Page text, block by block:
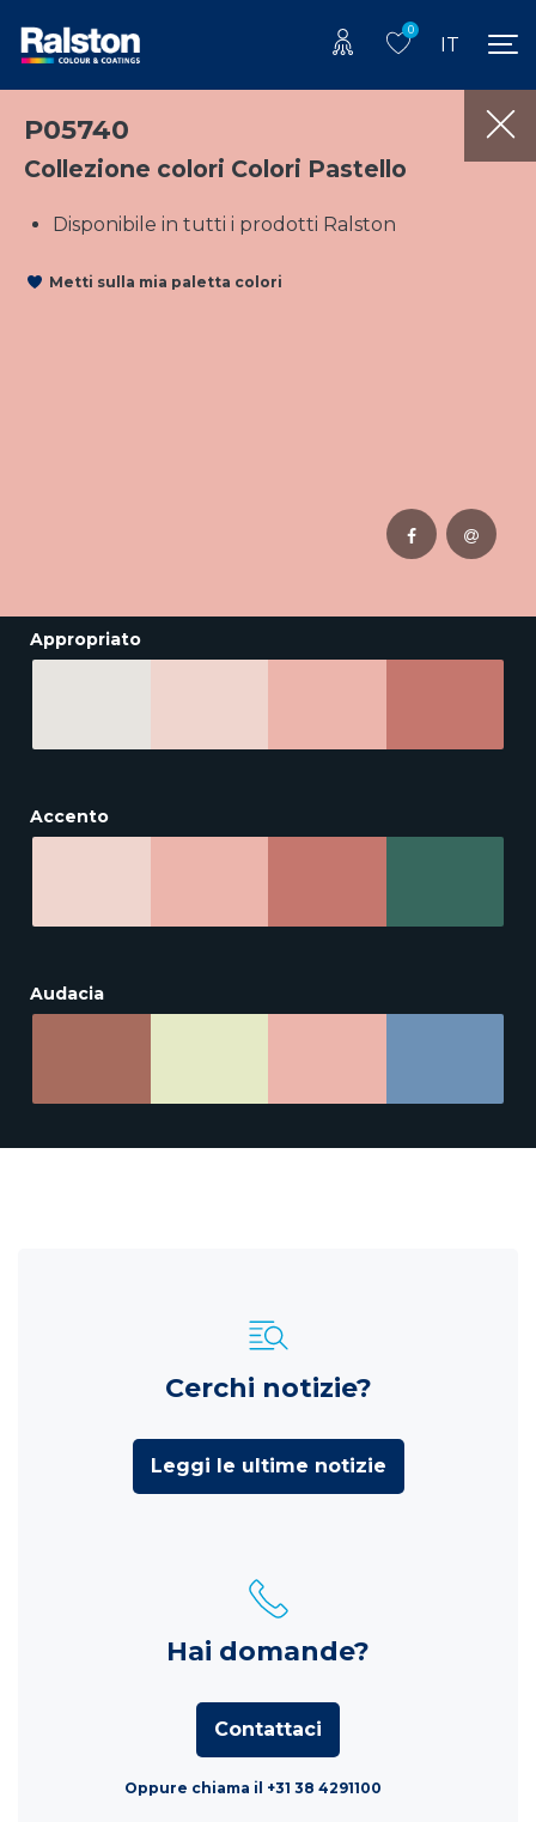
0
IT
P05740
Collezione colori Colori Pastello
Disponibile in tutti i prodotti Ralston
Metti sulla mia paletta colori
Appropriato
Accento
Audacia
Cerchi notizie?
Leggi le ultime notizie
Hai domande?
Contattaci
Oppure chiama il +31 38 4291100